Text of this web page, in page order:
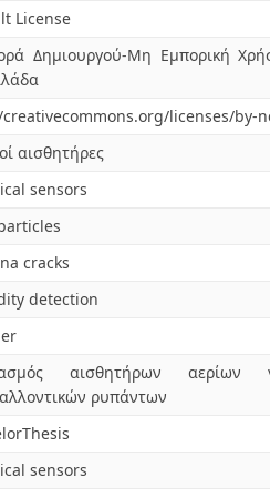
License
Δημιουργού-Μη Εμπορική
licenses/by-
αισθητήρες
sensors
cracks
detection
αισθητήρων
ρυπάντων
sensors